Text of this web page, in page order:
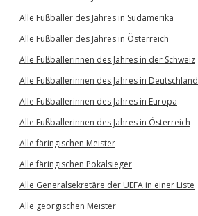
Alle Fußballer des Jahres in Südamerika
Alle Fußballer des Jahres in Österreich
Alle Fußballerinnen des Jahres in der Schweiz
Alle Fußballerinnen des Jahres in Deutschland
Alle Fußballerinnen des Jahres in Europa
Alle Fußballerinnen des Jahres in Österreich
Alle färingischen Meister
Alle färingischen Pokalsieger
Alle Generalsekretäre der UEFA in einer Liste
Alle georgischen Meister